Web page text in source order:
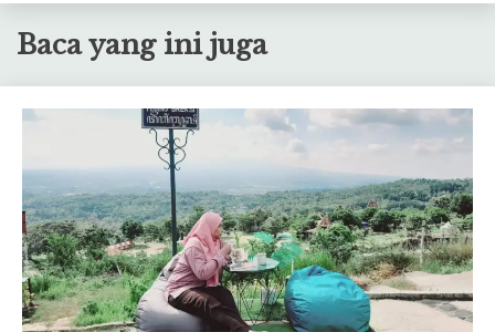
Baca yang ini juga